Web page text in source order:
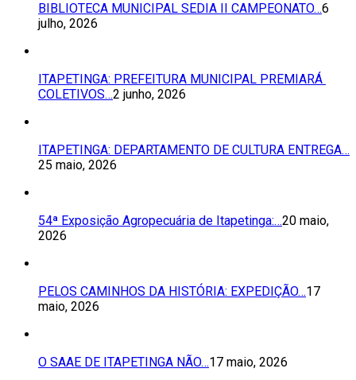
BIBLIOTECA MUNICIPAL SEDIA II CAMPEONATO…6
julho, 2026
ITAPETINGA: PREFEITURA MUNICIPAL PREMIARÁ
COLETIVOS…2 junho, 2026
ITAPETINGA: DEPARTAMENTO DE CULTURA ENTREGA…
25 maio, 2026
54ª Exposição Agropecuária de Itapetinga:…20 maio,
2026
PELOS CAMINHOS DA HISTÓRIA: EXPEDIÇÃO…17
maio, 2026
O SAAE DE ITAPETINGA NÃO…17 maio, 2026